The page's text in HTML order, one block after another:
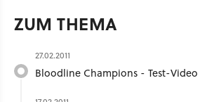
ZUM THEMA
27.02.2011
Bloodline Champions - Test-Video